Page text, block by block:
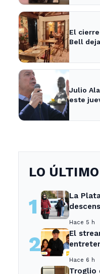
El
Bell
Julio
este
LO ÚLTIMO
1
La
Hace 5 h
2
El
Hace 6 h
Troglio